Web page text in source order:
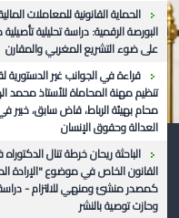
الحماية القانونية للمعاملات
البورصة الرقمية: دراسة تحليلية
على ضوء التشريع المغربي والمقارن
قراءة في الجوانب غير الدستورية
تنظيم مهنة المحاماة للأستاذ محمد
محام بهيئة الرباط، قاض سابق، خبير
العدالة وحقوق الإنسان
الباحثة ريحان خرطة تنال
القانون الخاص في موضوع "الإرادة
كمصدر منشئ ومنهي للالتزام -
وحازت توصية بالنشر